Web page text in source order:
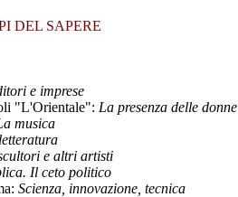
DEL SAPERE
e imprese
"L'Orientale": La presenza delle donne
musica
e altri artisti
Il ceto politico
Scienza, innovazione, tecnica